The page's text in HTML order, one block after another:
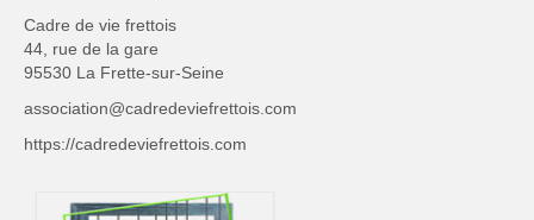
Cadre de vie frettois
44, rue de la gare
95530 La Frette-sur-Seine
association@cadredeviefrettois.com
https://cadredeviefrettois.com